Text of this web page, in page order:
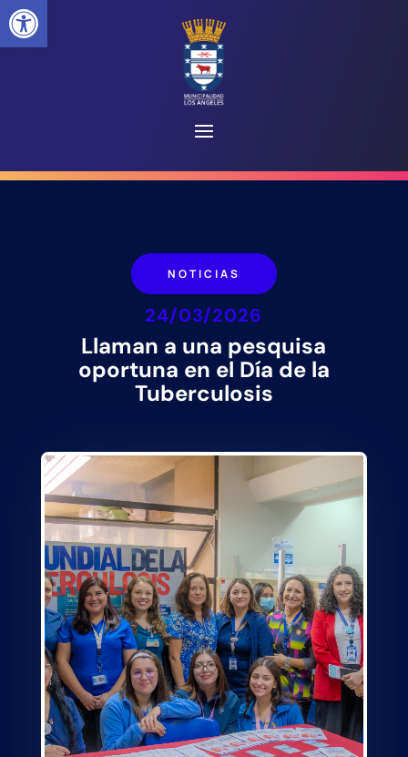
NOTICIAS
24/03/2026
Llaman a una pesquisa
oportuna en el Día de la
Tuberculosis